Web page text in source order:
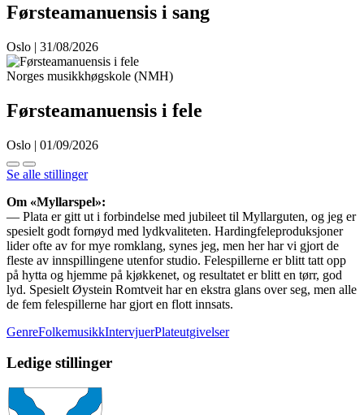
Førsteamanuensis i sang
Oslo | 31/08/2026
Norges musikkhøgskole (NMH)
Førsteamanuensis i fele
Oslo | 01/09/2026
Se alle stillinger
Om «Myllarspel»:
— Plata er gitt ut i forbindelse med jubileet til Myllarguten, og jeg er
spesielt godt fornøyd med lydkvaliteten. Hardingfeleproduksjoner
lider ofte av for mye romklang, synes jeg, men her har vi gjort de
fleste av innspillingene utenfor studio. Felespillerne er blitt tatt opp
på hytta og hjemme på kjøkkenet, og resultatet er blitt en tørr, god
lyd. Spesielt Øystein Romtveit har en ekstra glans over seg, men alle
de fem felespillerne har gjort en flott innsats.
GenreFolkemusikkIntervjuerPlateutgivelser
Ledige stillinger